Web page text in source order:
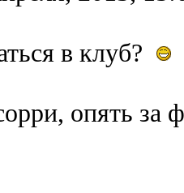
в клуб?
опять за